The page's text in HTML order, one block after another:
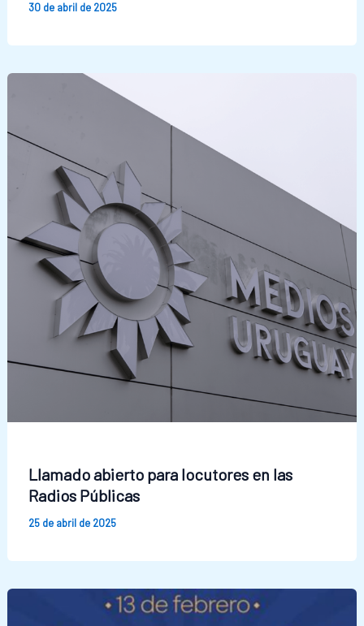
30 de abril de 2025
Llamado abierto para locutores en las
Radios Públicas
25 de abril de 2025